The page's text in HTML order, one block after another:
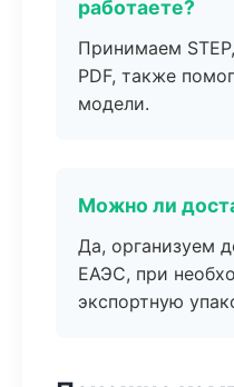
работаете?
Принимаем
PDF, также
модели.
Можно ли
Да, организуем
ЕАЭС, при
экспортную